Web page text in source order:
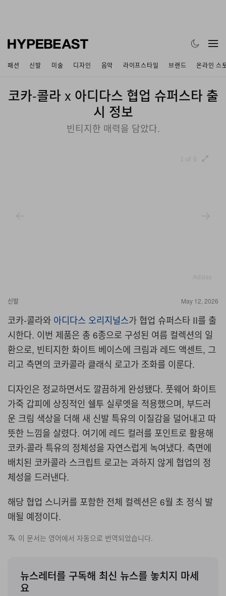
패션 신발 미술 디자인 음악 라이프스타일 브랜드 온라인 스
코카-콜라 x 아디다스 협업 슈퍼스타 출
시 정보
빈티지한 매력을 담았다.
신발 May 12, 2026
코카-콜라와 아디다스 오리지널스가 협업 슈퍼스타 II를 출
시한다. 이번 제품은 총 6종으로 구성된 여름 컬렉션의 일
환으로, 빈티지한 화이트 베이스에 크림과 레드 액센트, 그
리고 측면의 코카콜라 클래식 로고가 조화를 이룬다.
디자인은 정교하면서도 깔끔하게 완성됐다. 풋웨어 화이트
가죽 갑피에 상징적인 쉘투 실루엣을 적용했으며, 부드러
운 크림 색상을 더해 새 신발 특유의 이질감을 덜어내고 따
뜻한 느낌을 살렸다. 여기에 레드 컬러를 포인트로 활용해
코카-콜라 특유의 정체성을 자연스럽게 녹여냈다. 측면에
배치된 코카콜라 스크립트 로고는 과하지 않게 협업의 정
체성을 드러낸다.
해당 협업 스니커를 포함한 전체 컬렉션은 6월 초 정식 발
매될 예정이다.
이 문서는 영어에서 자동으로 번역되었습니다.
뉴스레터를 구독해 최신 뉴스를 놓치지 마세
요